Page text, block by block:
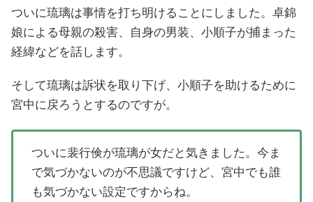
ついに琉璃は事情を打ち明けることにしました。卓錦
娘による母親の殺害、自身の男装、小順子が捕まった
経緯などを話します。
そして琉璃は訴状を取り下げ、小順子を助けるために
宮中に戻ろうとするのですが。
ついに裴行倹が琉璃が女だと気きました。今ま
で気づかないのが不思議ですけど、宮中でも誰
も気づかない設定ですからね。